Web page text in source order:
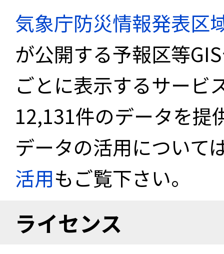
気象庁防災情報発表区
が公開する予報区等
ごとに表示するサービ
12,131件のデータを提
データの活用について
活用もご覧下さい。
ライセンス